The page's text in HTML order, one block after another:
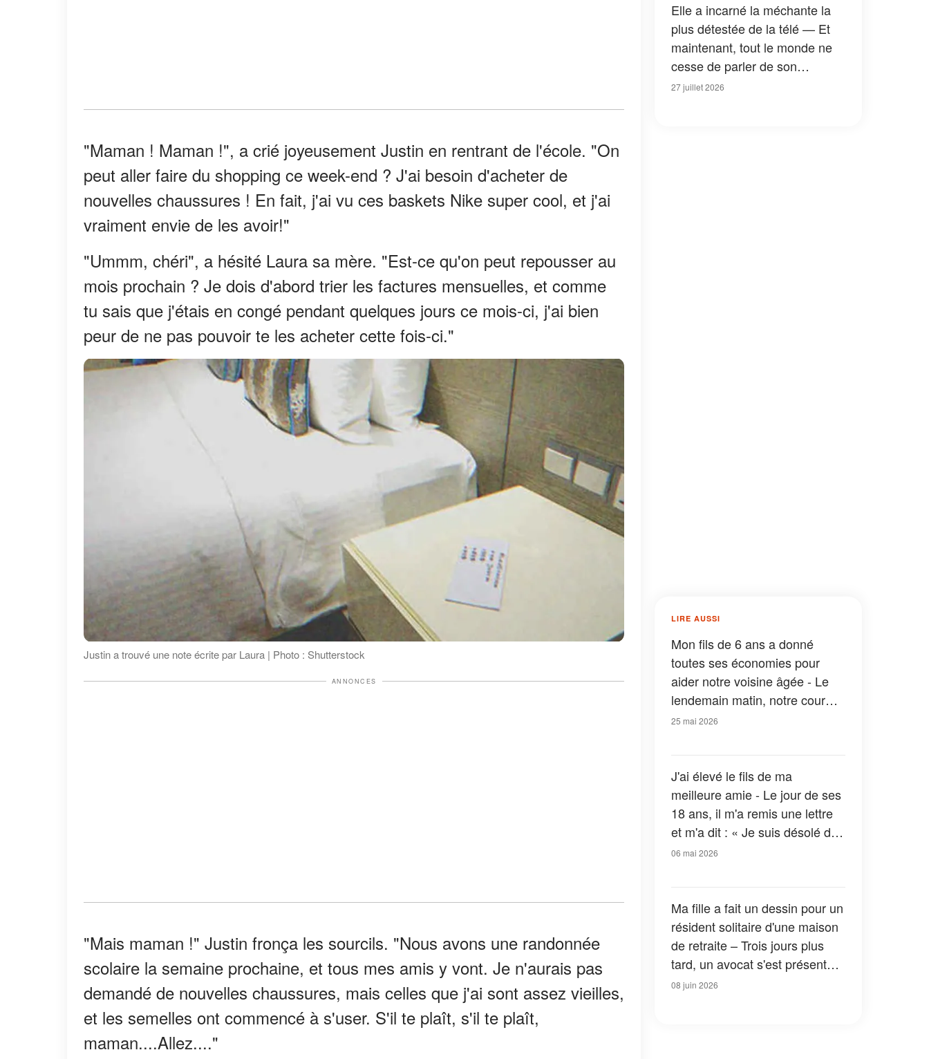
"Maman ! Maman !", a crié joyeusement Justin en rentrant de l'école. "On
peut aller faire du shopping ce week-end ? J'ai besoin d'acheter de
nouvelles chaussures ! En fait, j'ai vu ces baskets Nike super cool, et j'ai
vraiment envie de les avoir!"
"Ummm, chéri", a hésité Laura sa mère. "Est-ce qu'on peut repousser au
mois prochain ? Je dois d'abord trier les factures mensuelles, et comme
tu sais que j'étais en congé pendant quelques jours ce mois-ci, j'ai bien
peur de ne pas pouvoir te les acheter cette fois-ci."
Justin a trouvé une note écrite par Laura | Photo : Shutterstock
ANNONCES
"Mais maman !" Justin fronça les sourcils. "Nous avons une randonnée
scolaire la semaine prochaine, et tous mes amis y vont. Je n'aurais pas
demandé de nouvelles chaussures, mais celles que j'ai sont assez vieilles,
et les semelles ont commencé à s'user. S'il te plaît, s'il te plaît,
maman....Allez...."
Elle a incarné la méchante la
plus détestée de la télé — Et
maintenant, tout le monde ne
cesse de parler de son
apparition dans la nouvelle
27 juillet 2026
LIRE AUSSI
Mon fils de 6 ans a donné
toutes ses économies pour
aider notre voisine âgée - Le
lendemain matin, notre cour
était remplie de tirelires et les
25 mai 2026
J'ai élevé le fils de ma
meilleure amie - Le jour de ses
18 ans, il m'a remis une lettre
et m'a dit : « Je suis désolé de
te le dire si tard… Je n'avais
06 mai 2026
Ma fille a fait un dessin pour un
résident solitaire d'une maison
de retraite – Trois jours plus
tard, un avocat s'est présenté à
notre porte
08 juin 2026